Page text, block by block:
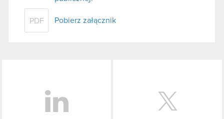
PDF Pobierz załącznik